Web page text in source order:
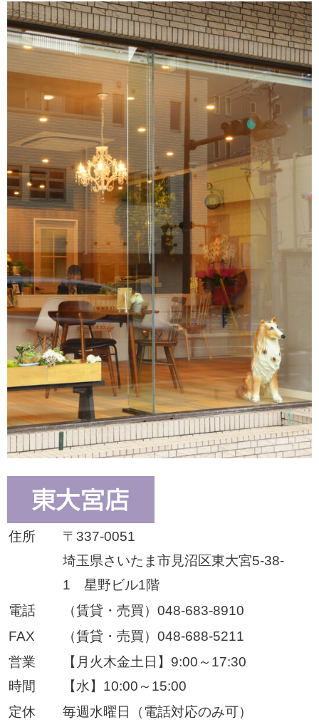
住所
〒337-0051
埼玉県さいたま市見沼区東大宮5-38-
1 星野ビル1階
電話
（賃貸・売買）048-683-8910
FAX
（賃貸・売買）048-688-5211
営業
時間
【月火木金土日】9:00～17:30
【水】10:00～15:00
定休
毎週水曜日（電話対応のみ可）